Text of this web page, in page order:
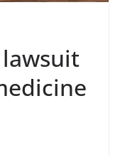
lawsuit